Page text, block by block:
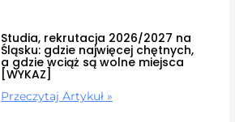
Studia, rekrutacja 2026/2027 na
Śląsku: gdzie najwięcej chętnych,
a gdzie wciąż są wolne miejsca
[WYKAZ]
Przeczytaj Artykuł »